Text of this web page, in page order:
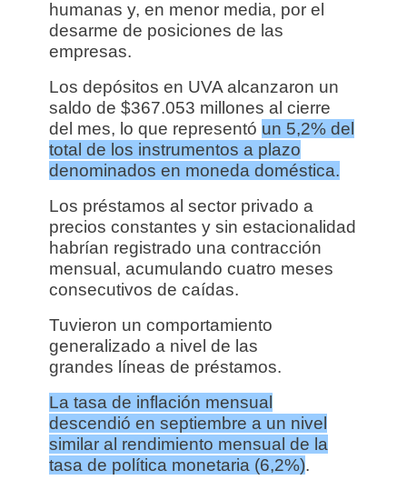
humanas y, en menor media, por el
desarme de posiciones de las
empresas.
Los depósitos en UVA alcanzaron un
saldo de $367.053 millones al cierre
del mes, lo que representó un 5,2% del
total de los instrumentos a plazo
denominados en moneda doméstica.
Los préstamos al sector privado a
precios constantes y sin estacionalidad
habrían registrado una contracción
mensual, acumulando cuatro meses
consecutivos de caídas.
Tuvieron un comportamiento
generalizado a nivel de las
grandes líneas de préstamos.
La tasa de inflación mensual
descendió en septiembre a un nivel
similar al rendimiento mensual de la
tasa de política monetaria (6,2%).